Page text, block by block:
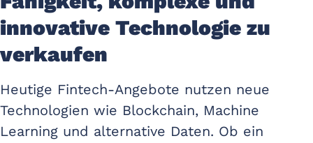
innovative Technologie zu
verkaufen
Heutige Fintech-Angebote nutzen neue
Technologien wie Blockchain, Machine
Learning und alternative Daten. Ob ein